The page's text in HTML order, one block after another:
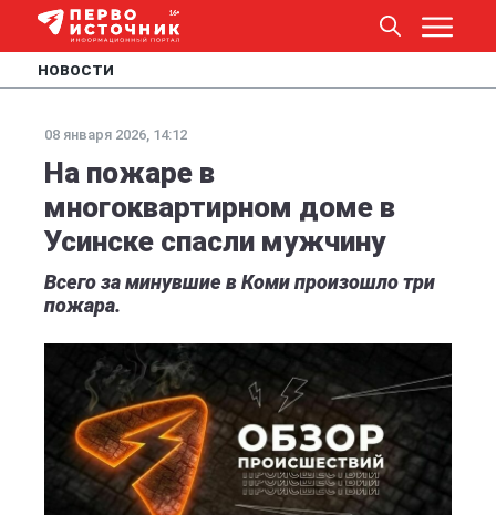
НОВОСТИ
08 января 2026, 14:12
На пожаре в
многоквартирном доме в
Усинске спасли мужчину
Всего за минувшие в Коми произошло три
пожара.